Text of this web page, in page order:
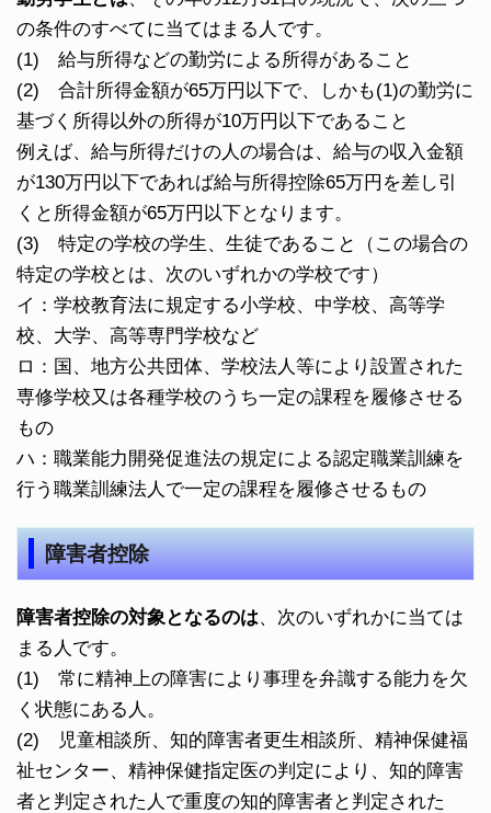
の条件のすべてに当てはまる人です。
(1) 給与所得などの勤労による所得があること
(2) 合計所得金額が65万円以下で、しかも(1)の勤労に
基づく所得以外の所得が10万円以下であること
例えば、給与所得だけの人の場合は、給与の収入金額
が130万円以下であれば給与所得控除65万円を差し引
くと所得金額が65万円以下となります。
(3) 特定の学校の学生、生徒であること（この場合の
特定の学校とは、次のいずれかの学校です）
イ：学校教育法に規定する小学校、中学校、高等学
校、大学、高等専門学校など
ロ：国、地方公共団体、学校法人等により設置された
専修学校又は各種学校のうち一定の課程を履修させる
もの
ハ：職業能力開発促進法の規定による認定職業訓練を
行う職業訓練法人で一定の課程を履修させるもの
障害者控除
障害者控除の対象となるのは、次のいずれかに当ては
まる人です。
(1) 常に精神上の障害により事理を弁識する能力を欠
く状態にある人。
(2) 児童相談所、知的障害者更生相談所、精神保健福
祉センター、精神保健指定医の判定により、知的障害
者と判定された人で重度の知的障害者と判定された